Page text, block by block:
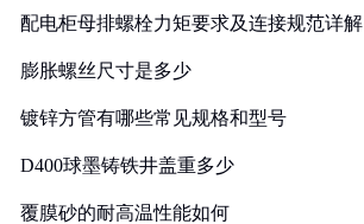
配电柜母排螺栓力矩要求及连接规范详解
膨胀螺丝尺寸是多少
镀锌方管有哪些常见规格和型号
D400球墨铸铁井盖重多少
覆膜砂的耐高温性能如何